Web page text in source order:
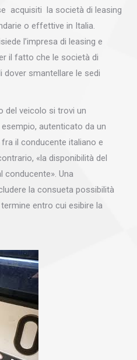
acquisiti la società di leasing
o effettive in Italia.
l’impresa di leasing e
il fatto che le società di
dover smantellare le sedi
del veicolo si trovi un
autenticato da un
il conducente italiano e
«la disponibilità del
conducente». Una
la consueta possibilità
entro cui esibire la